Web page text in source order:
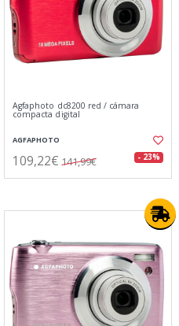
Agfaphoto dc8200 red / cámara
compacta digital
AGFAPHOTO
109,22€ 141,99€ - 23%